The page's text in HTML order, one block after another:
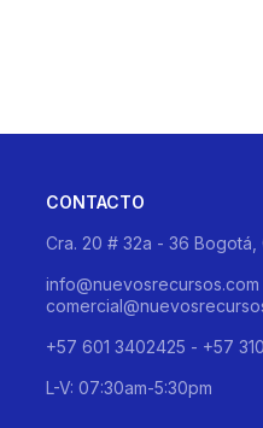
CONTACTO
Cra. 20 # 32a - 36 Bogotá,
info@nuevosrecursos.com
+57 601 3402425 - +57
L-V: 07:30am-5:30pm